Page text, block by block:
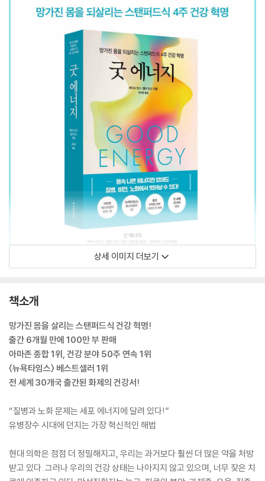
상세 이미지 더보기
책소개
망가진 몸을 살리는 스탠퍼드식 건강 혁명!
출간 6개월 만에 100만 부 판매
아마존 종합 1위, 건강 분야 50주 연속 1위
〈뉴욕타임스〉 베스트셀러 1위
전 세계 30개국 출간된 화제의 건강서!
“질병과 노화 문제는 세포 에너지에 달려 있다!”
유병장수 시대에 던지는 가장 혁신적인 해법
현대 의학은 점점 더 정밀해지고, 우리는 과거보다 훨씬 더 많은 약을 처방
받고 있다. 그러나 우리의 건강 상태는 나아지지 않고 있으며, 너무 잦은 치